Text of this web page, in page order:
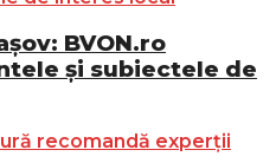
BVON.ro
și subiectele de